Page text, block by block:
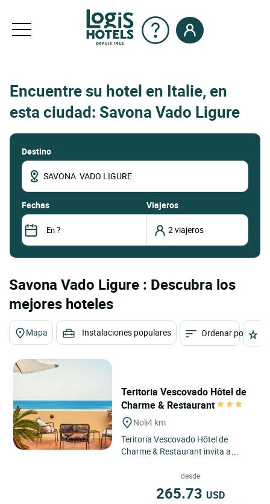
Encuentre su hotel en Italie, en
esta ciudad: Savona Vado Ligure
Destino
fechas Viajeros
Savona Vado Ligure : Descubra los
mejores hoteles
Mapa Instalaciones populares Ordenar por
Teritoria Vescovado Hôtel de
Charme & Restaurant
Noli4 km
Teritoria Vescovado Hôtel de
Charme & Restaurant invita a
costa ligur italiana, donde...
desde
265.73 USD